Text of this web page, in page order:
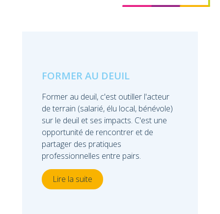
FORMER AU DEUIL
Former au deuil, c'est outiller l'acteur
de terrain (salarié, élu local, bénévole)
sur le deuil et ses impacts. C'est une
opportunité de rencontrer et de
partager des pratiques
professionnelles entre pairs.
Lire la suite